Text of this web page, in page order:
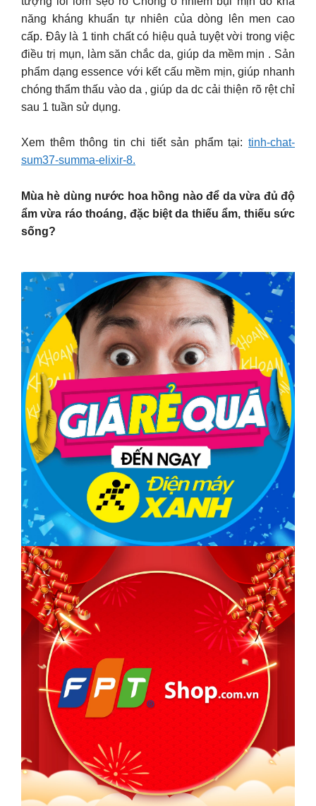
năng kháng khuẩn tự nhiên của dòng lên men cao
cấp. Đây là 1 tinh chất có hiệu quả tuyệt vời trong việc
điều trị mụn, làm săn chắc da, giúp da mềm mịn . Sản
phẩm dạng essence với kết cấu mềm mịn, giúp nhanh
chóng thẩm thấu vào da , giúp da dc cải thiện rõ rệt chỉ
sau 1 tuần sử dụng.
Xem thêm thông tin chi tiết sản phẩm tại: tinh-chat-
sum37-summa-elixir-8.
Mùa hè dùng nước hoa hồng nào để da vừa đủ độ
ẩm vừa ráo thoáng, đặc biệt da thiếu ẩm, thiếu sức
sống?